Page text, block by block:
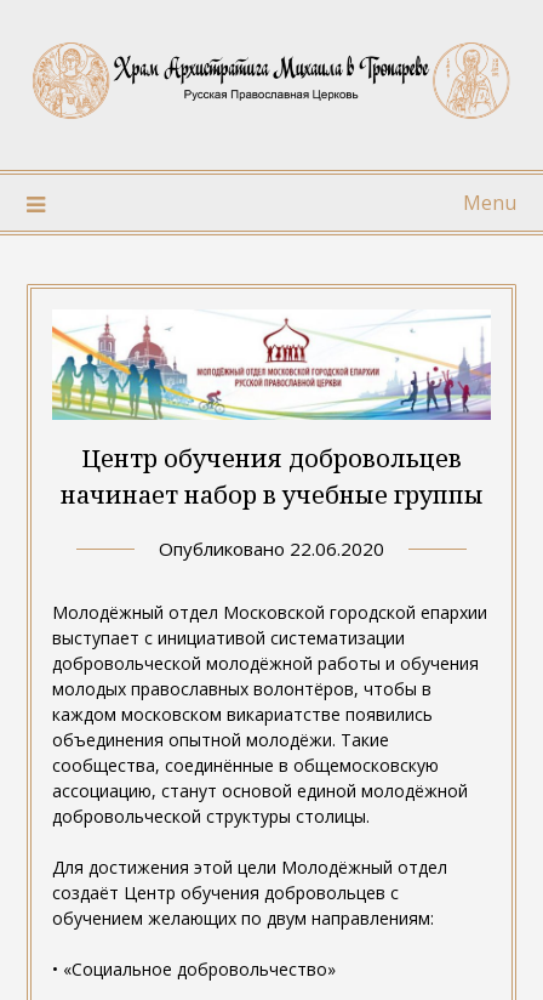
content
Menu
Центр обучения добровольцев
начинает набор в учебные группы
Опубликовано 22.06.2020
Молодёжный отдел Московской городской епархии
выступает с инициативой систематизации
добровольческой молодёжной работы и обучения
молодых православных волонтёров, чтобы в
каждом московском викариатстве появились
объединения опытной молодёжи. Такие
сообщества, соединённые в общемосковскую
ассоциацию, станут основой единой молодёжной
добровольческой структуры столицы.
Для достижения этой цели Молодёжный отдел
создаёт Центр обучения добровольцев с
обучением желающих по двум направлениям:
• «Социальное добровольчество»